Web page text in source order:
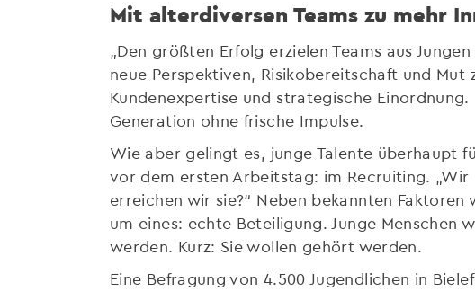
Mit alterdiversen Teams zu mehr
„Den größten Erfolg erzielen Teams aus
neue Perspektiven, Risikobereitschaft und
Kundenexpertise und strategische
Generation ohne frische Impulse.
Wie aber gelingt es, junge Talente überhaupt
vor dem ersten Arbeitstag: im Recruiting.
erreichen wir sie?“ Neben bekannten
um eines: echte Beteiligung. Junge
werden. Kurz: Sie wollen gehört werden.
Eine Befragung von 4.500 Jugendlichen in